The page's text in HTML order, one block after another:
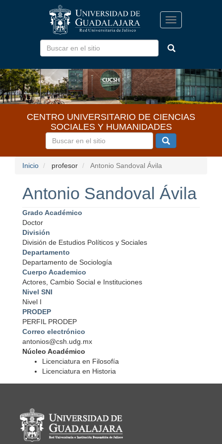
Toggle
navigation
CENTRO UNIVERSITARIO DE CIENCIAS
SOCIALES Y HUMANIDADES
Inicio profesor Antonio Sandoval Ávila
Antonio Sandoval Ávila
Grado Académico
Doctor
División
División de Estudios Políticos y Sociales
Departamento
Departamento de Sociología
Cuerpo Academico
Actores, Cambio Social e Instituciones
Nivel SNI
Nivel I
PRODEP
PERFIL PRODEP
Correo electrónico
antonios@csh.udg.mx
Núcleo Académico
Licenciatura en Filosofía
Licenciatura en Historia
Información del portal